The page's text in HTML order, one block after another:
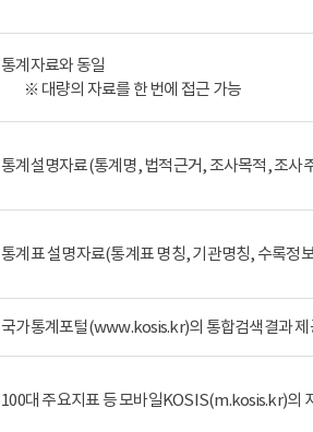
통계자료와 동일
※ 대량의 자료를 한 번에 접근 가능
통계설명자료(통계명, 법적근거, 조사목적, 조사
통계표 설명자료(통계표 명칭, 기관명칭, 수록정
국가통계포털(www.kosis.kr)의 통합검색결과 제
100대 주요지표 등 모바일KOSIS(m.kosis.kr)의